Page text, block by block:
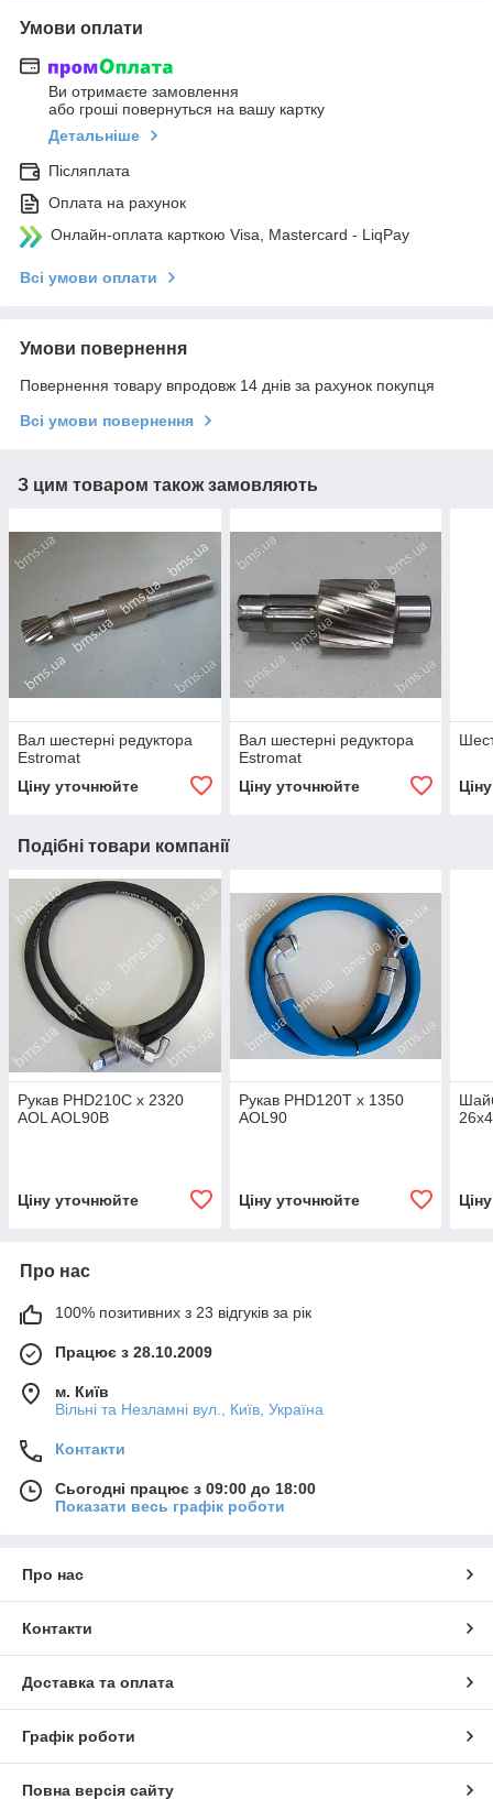
Умови оплати
Ви отримаєте замовлення
або гроші повернуться на вашу картку
Детальніше
Післяплата
Оплата на рахунок
Онлайн-оплата карткою Visa, Mastercard - LiqPay
Всі умови оплати
Умови повернення
Повернення товару впродовж 14 днів за рахунок покупця
Всі умови повернення
З цим товаром також замовляють
Вал шестерні редуктора
Estromat
Ціну уточнюйте
Вал шестерні редуктора
Estromat
Ціну уточнюйте
Подібні товари компанії
Рукав PHD210C x 2320
AOL AOL90B
Ціну уточнюйте
Рукав PHD120T x 1350
AOL90
Ціну уточнюйте
Про нас
100% позитивних з 23 відгуків за рік
Працює з 28.10.2009
м. Київ
Вільні та Незламні вул., Київ, Україна
Контакти
Сьогодні працює з 09:00 до 18:00
Показати весь графік роботи
Про нас
Контакти
Доставка та оплата
Графік роботи
Повна версія сайту